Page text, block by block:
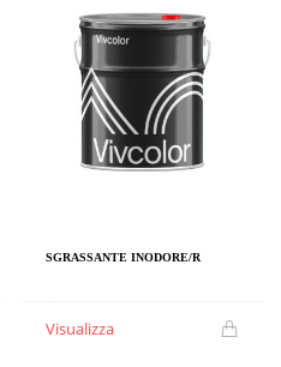
SGRASSANTE INODORE/R
Visualizza